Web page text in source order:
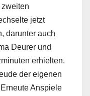
jetzt
darunter auch
Deurer und
erhielten.
der eigenen
Anspiele